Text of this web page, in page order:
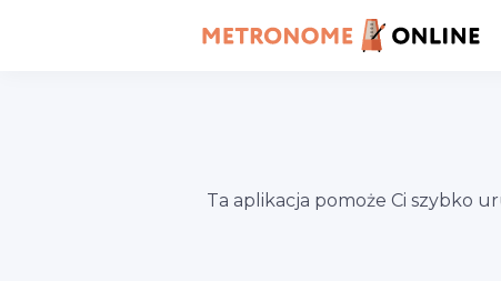
Ta aplikacja pomoże Ci szybko